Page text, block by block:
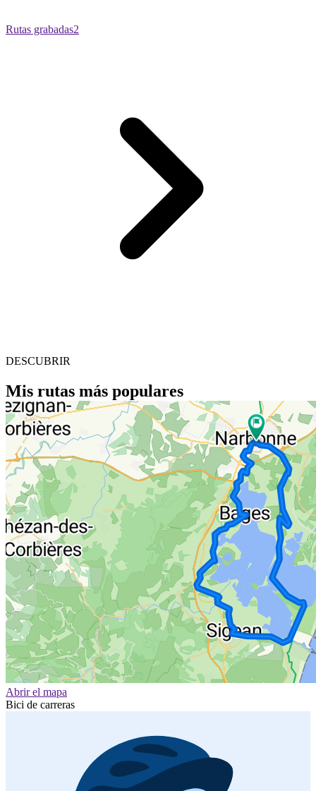
Rutas grabadas2
DESCUBRIR
Mis rutas más populares
Abrir el mapa
Bici de carreras